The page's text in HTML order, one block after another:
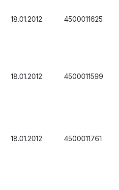
18.01.2012 4500011625
18.01.2012 4500011599
18.01.2012 4500011761